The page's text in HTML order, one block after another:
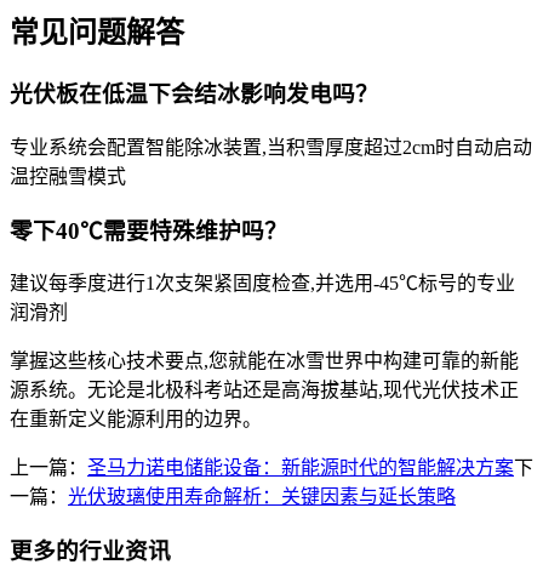
常见问题解答
光伏板在低温下会结冰影响发电吗？
专业系统会配置智能除冰装置,当积雪厚度超过2cm时自动启动
温控融雪模式
零下40℃需要特殊维护吗？
建议每季度进行1次支架紧固度检查,并选用-45℃标号的专业
润滑剂
掌握这些核心技术要点,您就能在冰雪世界中构建可靠的新能
源系统。无论是北极科考站还是高海拔基站,现代光伏技术正
在重新定义能源利用的边界。
上一篇： 圣马力诺电储能设备：新能源时代的智能解决方案下
一篇： 光伏玻璃使用寿命解析：关键因素与延长策略
更多的行业资讯